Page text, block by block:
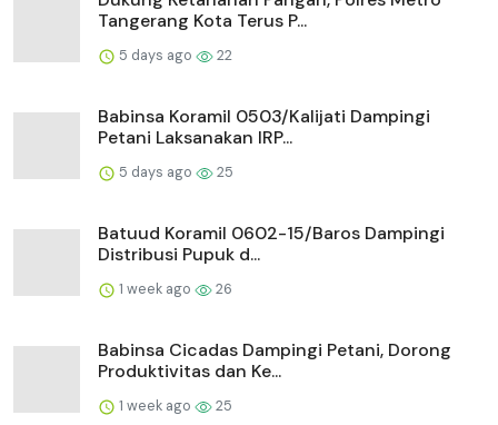
Tangerang Kota Terus P...
5 days ago 22
Babinsa Koramil 0503/Kalijati Dampingi
Petani Laksanakan IRP...
5 days ago 25
Batuud Koramil 0602-15/Baros Dampingi
Distribusi Pupuk d...
1 week ago 26
Babinsa Cicadas Dampingi Petani, Dorong
Produktivitas dan Ke...
1 week ago 25